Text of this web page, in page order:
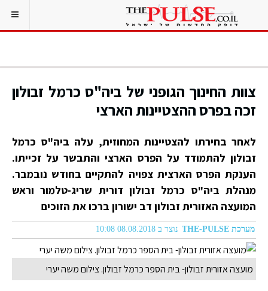
צוות החינוך הגופני של ביה"ס כרמל זבולון
זכה בפרס ההצטיינות הארצי
לאחר בחירתו להצטיינות המחוזית, עלה ביה"ס כרמל
זבולון להתמודד על הפרס הארצי והתבשר על זכייתו.
הענקת הפרס הארצית צפויה להתקיים בחודש נובמבר.
מנהלת ביה"ס כרמל זבולון דורית שריג-טלמור וראש
המועצה האזורית זבולון דב ישורון ברכו את הזוכים
מערכת THE-PULSE נוצר ב 08.08.2018 10:08
מועצה אזורית זבולון- בית הספר כרמל זבולון. צילום משה יערי